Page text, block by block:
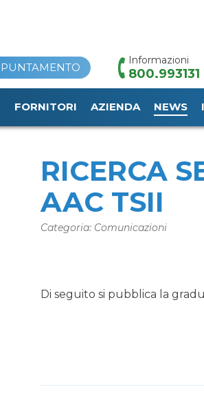
Informazioni
800.993131
FORNITORI AZIENDA NEWS
RICERCA
RICERCA
AAC TSII
Categoria: Comunicazioni
Di seguito si pubblica la